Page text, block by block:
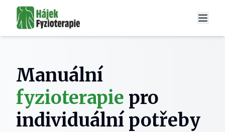
Manuální
fyzioterapie pro
individuální potřeby